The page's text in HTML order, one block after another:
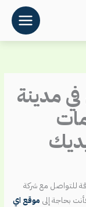
مدينة
للتواصل مع شركة
موقع اي